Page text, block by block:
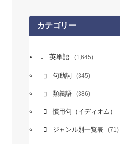
カテゴリー
英単語 (1,645)
句動詞 (345)
類義語 (386)
慣用句（イディオム）
ジャンル別一覧表 (71)